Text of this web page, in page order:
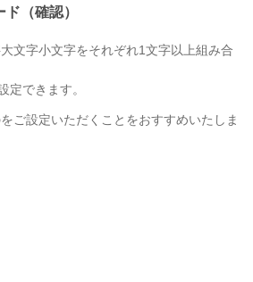
（確認）
文字小文字をそれぞれ1文字以上組み合
定できます。
ご設定いただくことをおすすめいたしま